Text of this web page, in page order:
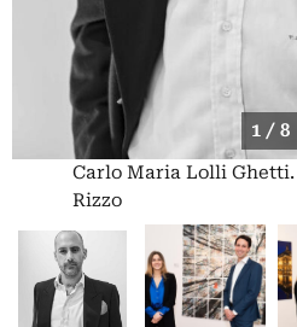
1 / 8
Carlo Maria Lolli
Rizzo